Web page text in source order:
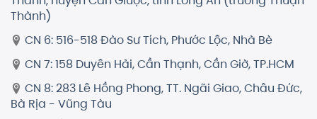
Thành)
CN 6: 516-518 Đào Sư Tích, Phước Lộc, Nhà Bè
CN 7: 158 Duyên Hải, Cần Thạnh, Cần Giờ, TP.HCM
CN 8: 283 Lê Hồng Phong, TT. Ngãi Giao, Châu Đức,
Bà Rịa - Vũng Tàu